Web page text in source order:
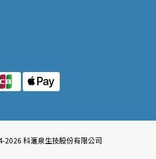
科滙泉生技股份有限公司